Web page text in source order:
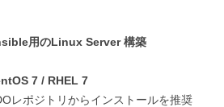
用のLinux Server 構築
7 / RHEL 7
レポジトリからインストールを推奨